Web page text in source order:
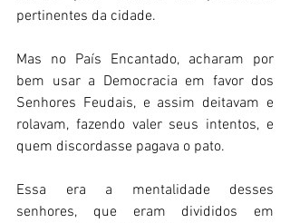
pertinentes da cidade.
Mas no País Encantado, acharam por
bem usar a Democracia em favor dos
Senhores Feudais, e assim deitavam e
rolavam, fazendo valer seus intentos, e
quem discordasse pagava o pato.
Essa era a mentalidade desses
senhores, que eram divididos em